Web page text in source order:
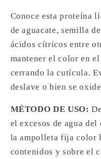
Conoce esta proteína
de aguacate, semilla
ácidos cítricos entre
mantener el color en
cerrando la cutícula.
deslave o bien se
MÉTODO DE USO:
el excesos de agua
la ampolleta fija color
contenidos y sobre el